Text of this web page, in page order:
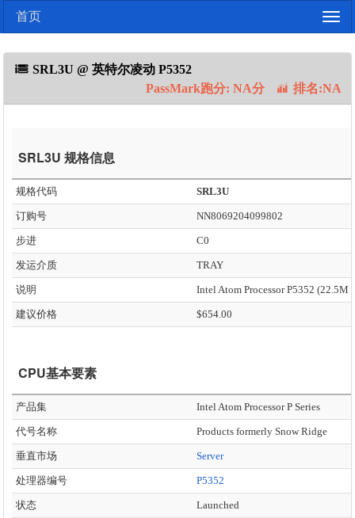
首页
SRL3U @ 英特尔凌动 P5352
PassMark跑分: NA分
排名:NA
SRL3U 规格信息
规格代码 SRL3U
订购号 NN8069204099802
步进 C0
发运介质 TRAY
说明
建议价格 $654.00
CPU基本要素
产品集 Intel Atom Processor P Series
代号名称 Products formerly Snow Ridge
垂直市场 Server
处理器编号 P5352
状态 Launched